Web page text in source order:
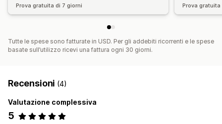
Prova gratuita di 7 giorni Prova
Tutte le spese sono fatturate in USD. Per gli addebiti ricorrenti e le spese
basate sull’utilizzo ricevi una fattura ogni 30 giorni.
Recensioni (4)
Valutazione complessiva
5